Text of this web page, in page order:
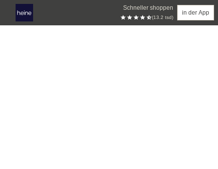
Schneller shoppen
(13.2 tsd)
in der App